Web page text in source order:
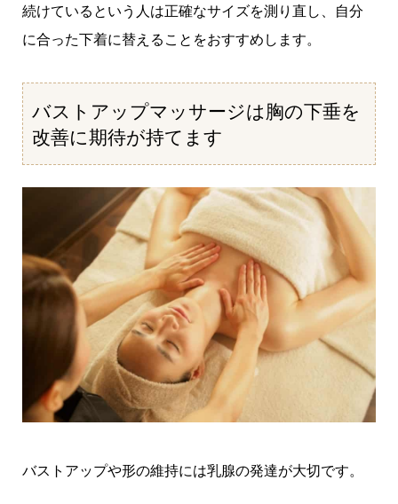
続けているという人は正確なサイズを測り直し、自分
に合った下着に替えることをおすすめします。
バストアップマッサージは胸の下垂を
改善に期待が持てます
バストアップや形の維持には乳腺の発達が大切です。